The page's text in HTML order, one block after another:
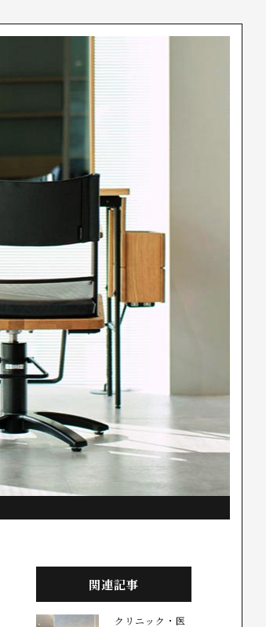
関連記事
クリニック・医